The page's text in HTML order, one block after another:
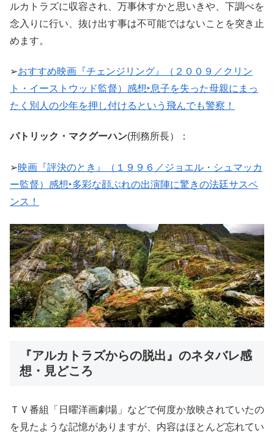
ルカトラズに収容され、万事休すかと思いきや、下調べを
念入りに行い、抜け出す事は不可能ではないことを突き止
めます。
➢おすすめ映画『チェンジリング』（２００９／クリン
ト・イーストウッド監督）感想‣息子を失った母親にまっ
たく別人の少年を押し付けるという飛んでも警察！
パトリック・マクグーハン(刑務所長）：
➢映画『評決のとき』（１９９６／ジョエル・シュマッカ
ー監督）感想‣多彩な顔ぶれの出演陣に驚きの法廷サスペ
ンス！
『アルカトラズからの脱出』のネタバレ感
想・見どころ
ＴＶ番組「日曜洋画劇場」などで何度か放映されていたの
を見たような記憶がありますが、内容はほとんど忘れてい